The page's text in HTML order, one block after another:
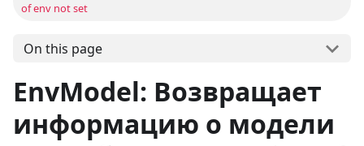
of env not set
On this page
EnvModel: Возвращает
информацию о модели